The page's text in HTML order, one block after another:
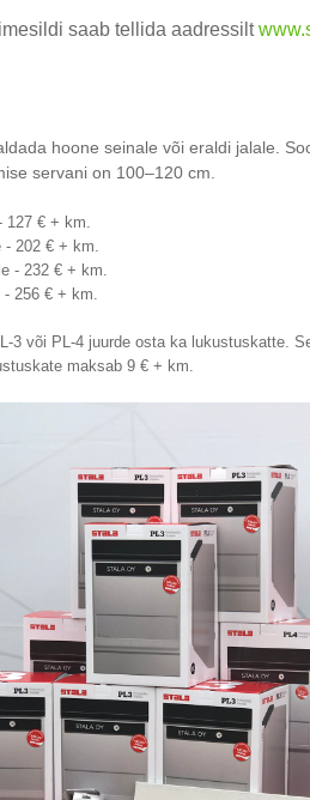
saab tellida aadressilt
hoone seinale või eraldi jalale.
servani on 100–120 cm.
127 € + km.
- 202 € + km.
- 232 € + km.
256 € + km.
3 või PL-4 juurde osta ka lukustuskatte.
maksab 9 € + km.